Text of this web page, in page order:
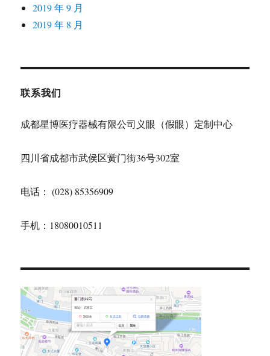
2019 年 9 月
2019 年 8 月
联系我们
成都星博医疗器械有限公司义眼（假眼）定制中心
四川省成都市武侯区黉门街36号302室
电话： (028) 85356909
手机：18080010511